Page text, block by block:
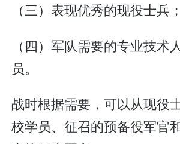
（三）表现优秀的现役士兵；
（四）军队需要的专业技术
员。
战时根据需要，可以从现役
校学员、征召的预备役军官